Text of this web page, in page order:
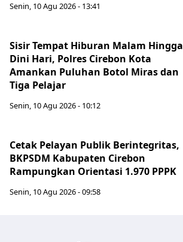
Senin, 10 Agu 2026 - 13:41
Sisir Tempat Hiburan Malam Hingga
Dini Hari, Polres Cirebon Kota
Amankan Puluhan Botol Miras dan
Tiga Pelajar
Senin, 10 Agu 2026 - 10:12
Cetak Pelayan Publik Berintegritas,
BKPSDM Kabupaten Cirebon
Rampungkan Orientasi 1.970 PPPK
Senin, 10 Agu 2026 - 09:58